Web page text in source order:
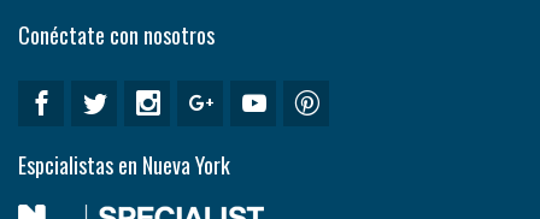
Conéctate con nosotros
Espcialistas en Nueva York